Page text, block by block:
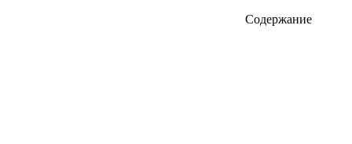
Содержание